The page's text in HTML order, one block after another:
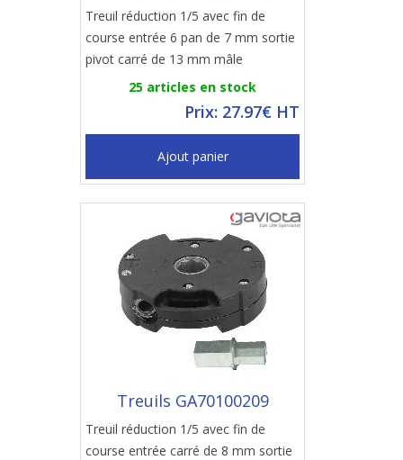
Treuil réduction 1/5 avec fin de
course entrée 6 pan de 7 mm sortie
pivot carré de 13 mm mâle
25 articles en stock
Prix: 27.97€ HT
Ajout panier
Treuils GA70100209
Treuil réduction 1/5 avec fin de
course entrée carré de 8 mm sortie